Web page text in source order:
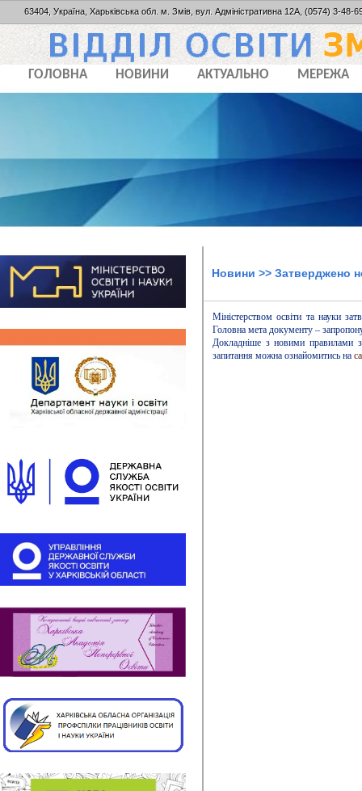
63404, Україна, Харьківська обл. м. Змів, вул. Адміністративна 12А, (0574) 3-48-
ГОЛОВНА НОВИНИ АКТУАЛЬНО МЕРЕЖА
Новини >> Затверджено
Міністерством освіти та науки
Головна мета документу –
Докладніше з новими правилами
запитання можна ознайомитись на